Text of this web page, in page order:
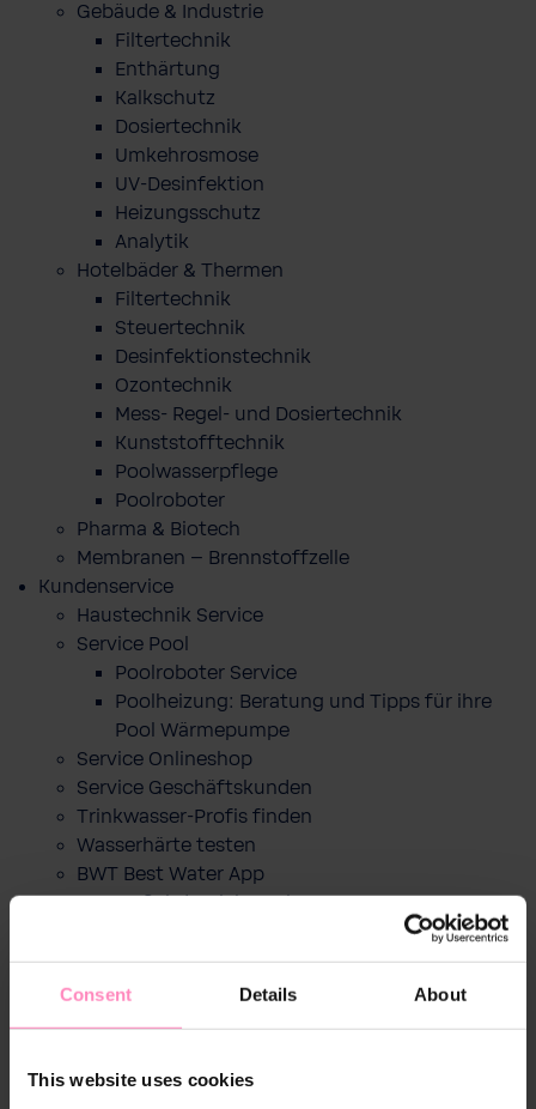
Consent Details About
This website uses cookies
Gebäude & Industrie
Filtertechnik
Enthärtung
Kalkschutz
Dosiertechnik
Umkehrosmose
UV-Desinfektion
Heizungsschutz
Analytik
Hotelbäder & Thermen
Filtertechnik
Steuertechnik
Desinfektionstechnik
Ozontechnik
Mess- Regel- und Dosiertechnik
Kunststofftechnik
Poolwasserpflege
Poolroboter
Pharma & Biotech
Membranen – Brennstoffzelle
Kundenservice
Haustechnik Service
Service Pool
Poolroboter Service
Poolheizung: Beratung und Tipps für ihre
Pool Wärmepumpe
Service Onlineshop
Service Geschäftskunden
Trinkwasser-Profis finden
Wasserhärte testen
BWT Best Water App
CO2 Fußabdruck berechnen
News
Das Unternehmen
Markenbotschafter